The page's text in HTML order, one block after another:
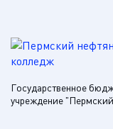
Государственное
учреждение